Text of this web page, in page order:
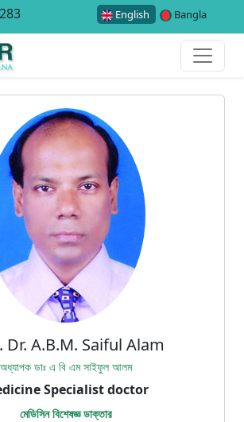
English Bangla
Dr. A.B.M. Saiful Alam
অধ্যাপক ডাঃ এ বি এম সাইফুল আলম
Specialist doctor
মেডিসিন বিশেষজ্ঞ ডাক্তার